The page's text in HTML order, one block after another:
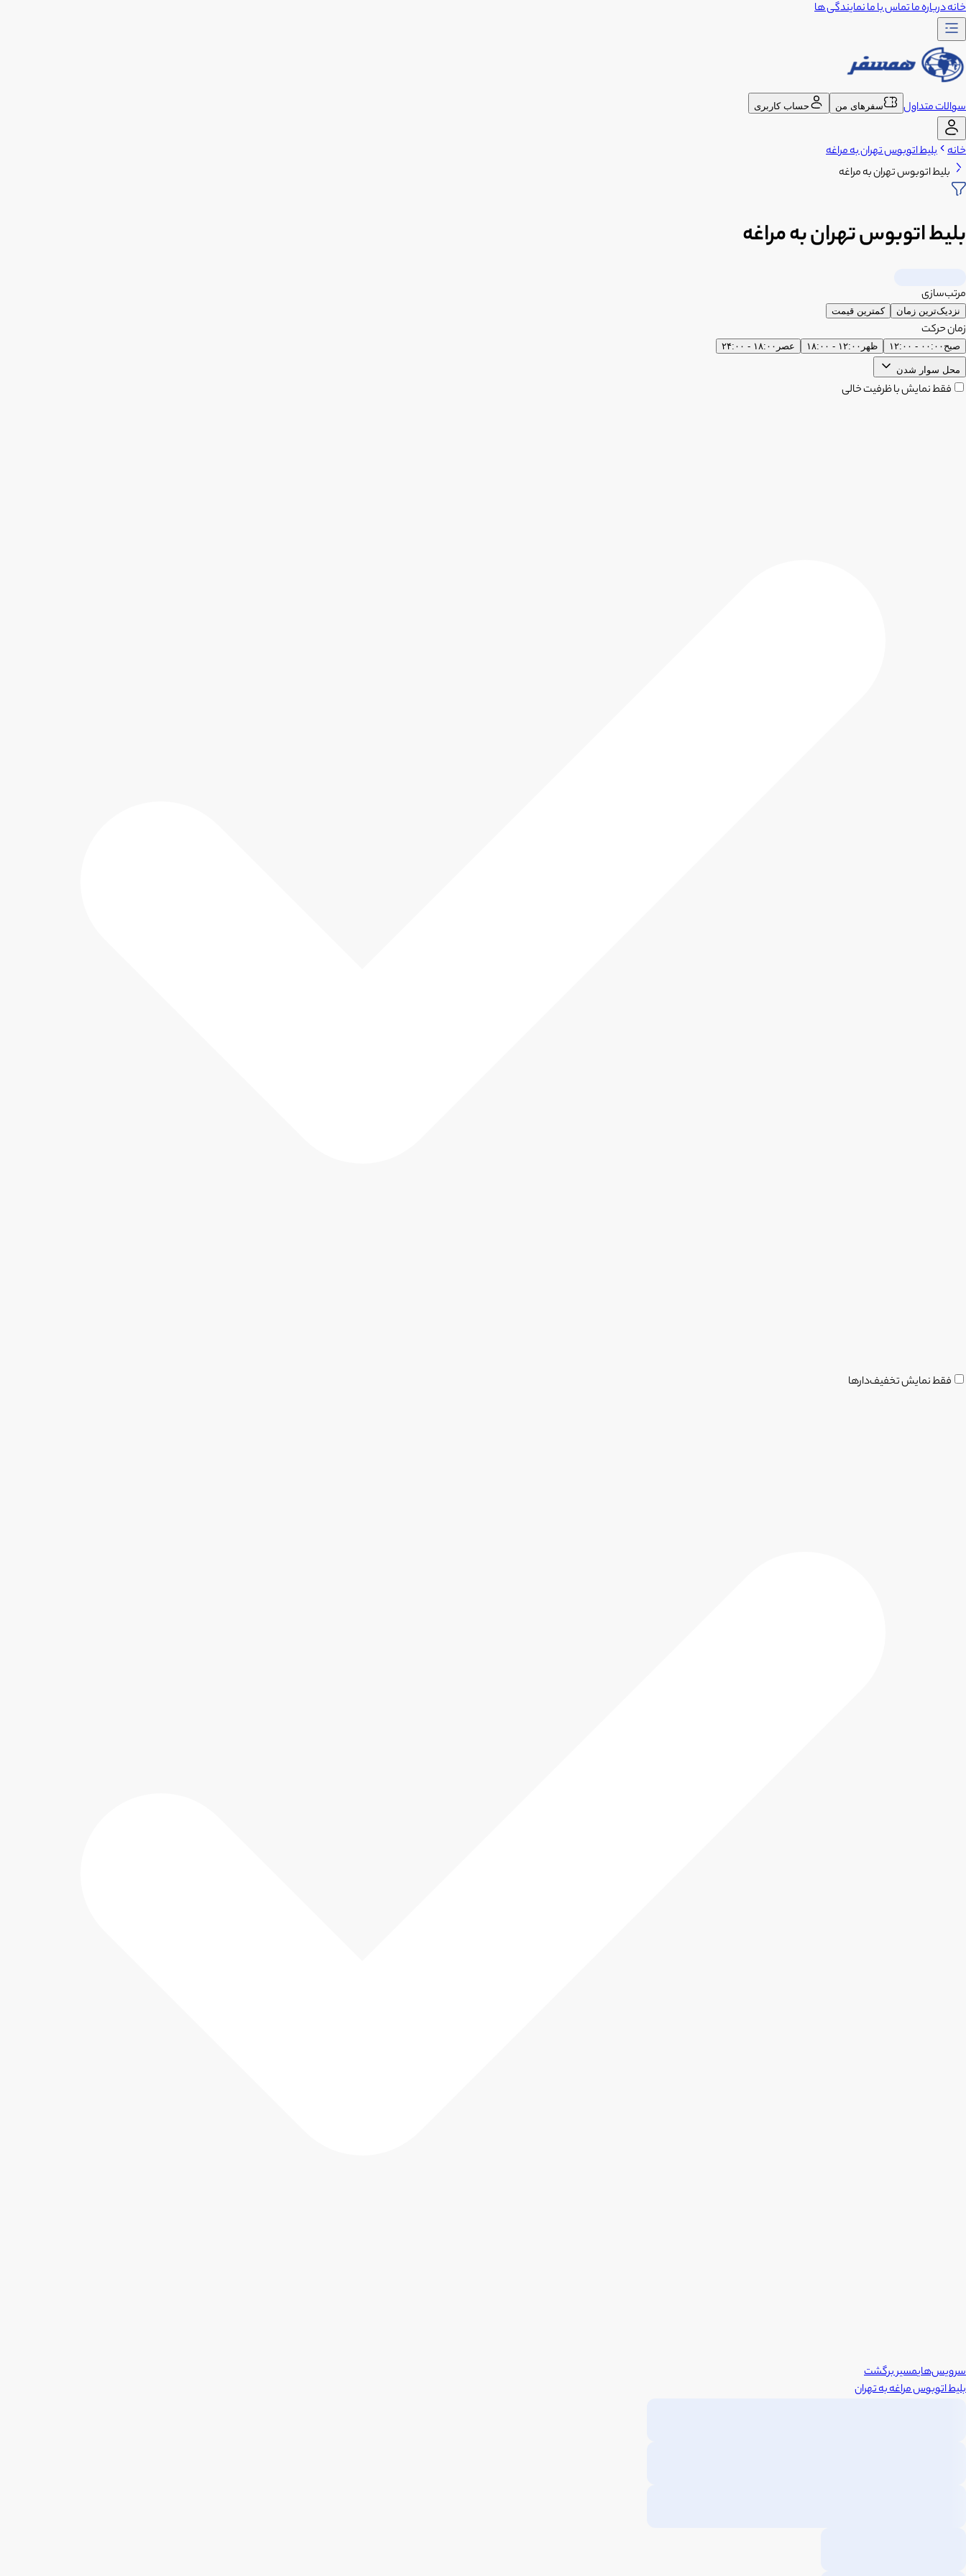
خانهدرباره ماتماس با مانمایندگی ها
سوالات متداول سفرهای من حساب کاربری
خانه بلیط اتوبوس تهران به مراغه
بلیط اتوبوس تهران به مراغه
بلیط اتوبوس تهران به مراغه
مرتب‌سازی
نزدیک‌ترین زمان کمترین قیمت
زمان حرکت
صبح ۰۰:۰۰ - ۱۲:۰۰ ظهر ۱۲:۰۰ - ۱۸:۰۰ عصر ۱۸:۰۰ - ۲۴:۰۰
محل سوار شدن
فقط نمایش با ظرفیت خالی
فقط نمایش تخفیف‌دارها
سرویس‌هایمسیر برگشت
بلیط اتوبوسمراغهبهتهران